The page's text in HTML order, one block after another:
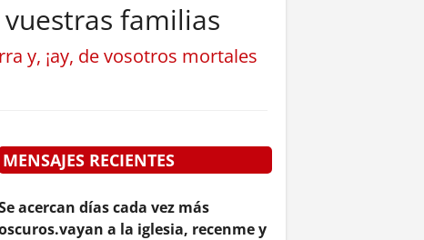
familias
y, ¡ay, de vosotros mortales
MENSAJES RECIENTES
acercan días cada vez más
a la iglesia, recenme y